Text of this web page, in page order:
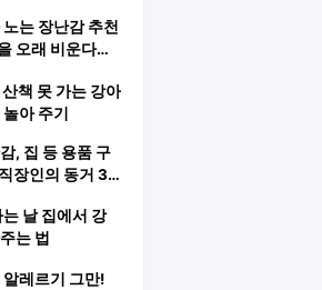
!
는 장난감 추천
오래 비운다면
책 못 가는 강아
아 주기
, 집 등 용품 구
장인의 동거 3
날 집에서 강
는 법
알레르기 그만!